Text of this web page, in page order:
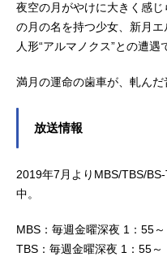
夜空の月がやけに大きく感
の月の名を持つ少女、新月
人形“アルマノクス”との遭遇
満月の運命の歯車が、軋ん
放送情報
2019年7月よりMBS/TBS/
中。
MBS：毎週金曜深夜 1：55～
TBS：毎週金曜深夜 1：55～